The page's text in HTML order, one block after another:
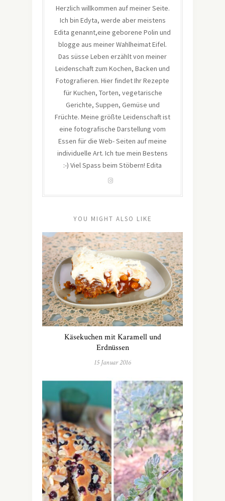
Herzlich willkommen auf meiner Seite.
Ich bin Edyta, werde aber meistens
Edita genannt,eine geborene Polin und
blogge aus meiner Wahlheimat Eifel.
Das süsse Leben erzählt von meiner
Leidenschaft zum Kochen, Backen und
Fotografieren. Hier findet Ihr Rezepte
für Kuchen, Torten, vegetarische
Gerichte, Suppen, Gemüse und
Früchte. Meine größte Leidenschaft ist
eine fotografische Darstellung vom
Essen für die Web- Seiten auf meine
individuelle Art. Ich tue mein Bestens
:-) Viel Spass beim Stöbern! Edita
YOU MIGHT ALSO LIKE
Käsekuchen mit Karamell und
Erdnüssen
15 Januar 2016